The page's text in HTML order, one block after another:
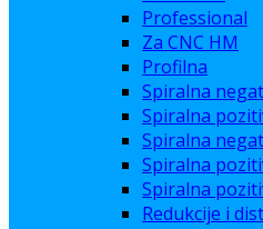
Professional
Za CNC HM
Profilna
Spiralna
Spiralna
Spiralna
Spiralna
Spiralna
Redukcije i